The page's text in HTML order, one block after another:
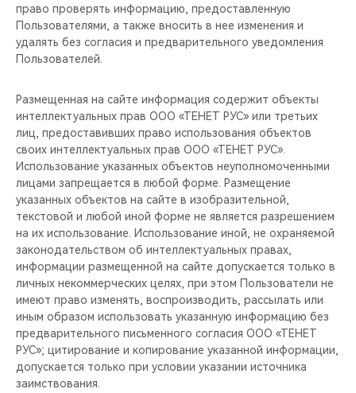
право проверять информацию, предоставленную
Пользователями, а также вносить в нее изменения и
удалять без согласия и предварительного уведомления
Пользователей.
Размещенная на сайте информация содержит объекты
интеллектуальных прав ООО «ТЕНЕТ РУС» или третьих
лиц, предоставивших право использования объектов
своих интеллектуальных прав ООО «ТЕНЕТ РУС».
Использование указанных объектов неуполномоченными
лицами запрещается в любой форме. Размещение
указанных объектов на сайте в изобразительной,
текстовой и любой иной форме не является разрешением
на их использование. Использование иной, не охраняемой
законодательством об интеллектуальных правах,
информации размещенной на сайте допускается только в
личных некоммерческих целях, при этом Пользователи не
имеют право изменять, воспроизводить, рассылать или
иным образом использовать указанную информацию без
предварительного письменного согласия ООО «ТЕНЕТ
РУС»; цитирование и копирование указанной информации,
допускается только при условии указании источника
заимствования.